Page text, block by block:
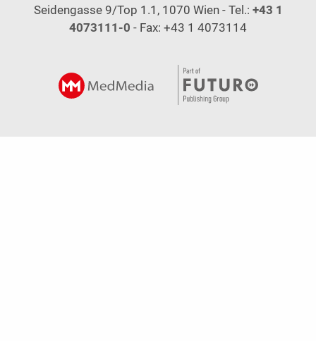
Seidengasse 9/Top 1.1, 1070 Wien - Tel.: +43 1
4073111-0 - Fax: +43 1 4073114